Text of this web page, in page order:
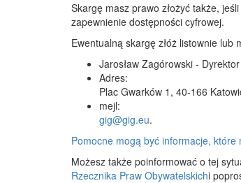
Skargę masz prawo złożyć także,
zapewnienie dostępności cyfrowej.
Ewentualną skargę złóż listownie
Jarosław Zagórowski -
Adres:
Plac Gwarków 1, 40-166
mejl:
gig@gig.eu.
Pomocne mogą być informacje,
Możesz także poinformować o tej
Rzecznika Praw Obywatelskichi